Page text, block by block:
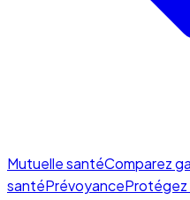
Mutuelle santéComparez
santéPrévoyanceProtégez